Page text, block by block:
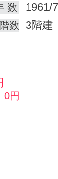
数
1961/
数 3階建
0円